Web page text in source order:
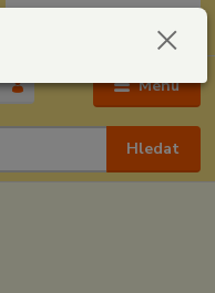
Menu
Hledat
0,00 Kč